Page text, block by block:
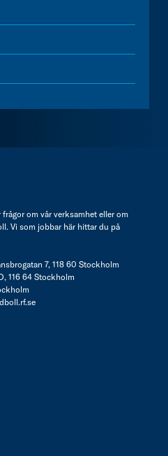
om vår verksamhet eller om
Vi som jobbar här hittar du på
7, 118 60 Stockholm
116 64 Stockholm